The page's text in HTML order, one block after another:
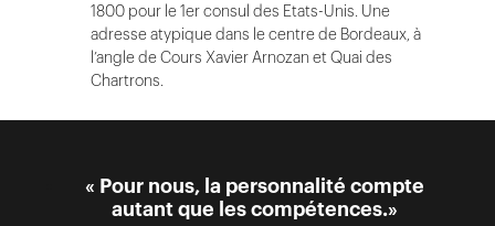
1800 pour le 1er consul des Etats-Unis. Une
adresse atypique dans le centre de Bordeaux, à
l’angle de Cours Xavier Arnozan et Quai des
Chartrons.
« Pour nous, la personnalité compte
autant que les compétences.»